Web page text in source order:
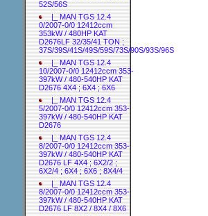
52S/56S
|_ MAN TGS 12.4
0/2007-0/0 12412ccm
353kW / 480HP KAT
D2676LF 32/35/41 TON ;
37S/39S/41S/49S/59S/73S/90S/93S/96S
|_ MAN TGS 12.4
10/2007-0/0 12412ccm 353-
397kW / 480-540HP KAT
D2676 4X4 ; 6X4 ; 6X6
|_ MAN TGS 12.4
5/2007-0/0 12412ccm 353-
397kW / 480-540HP KAT
D2676
|_ MAN TGS 12.4
8/2007-0/0 12412ccm 353-
397kW / 480-540HP KAT
D2676 LF 4X4 ; 6X2/2 ;
6X2/4 ; 6X4 ; 6X6 ; 8X4/4
|_ MAN TGS 12.4
8/2007-0/0 12412ccm 353-
397kW / 480-540HP KAT
D2676 LF 8X2 / 8X4 / 8X6